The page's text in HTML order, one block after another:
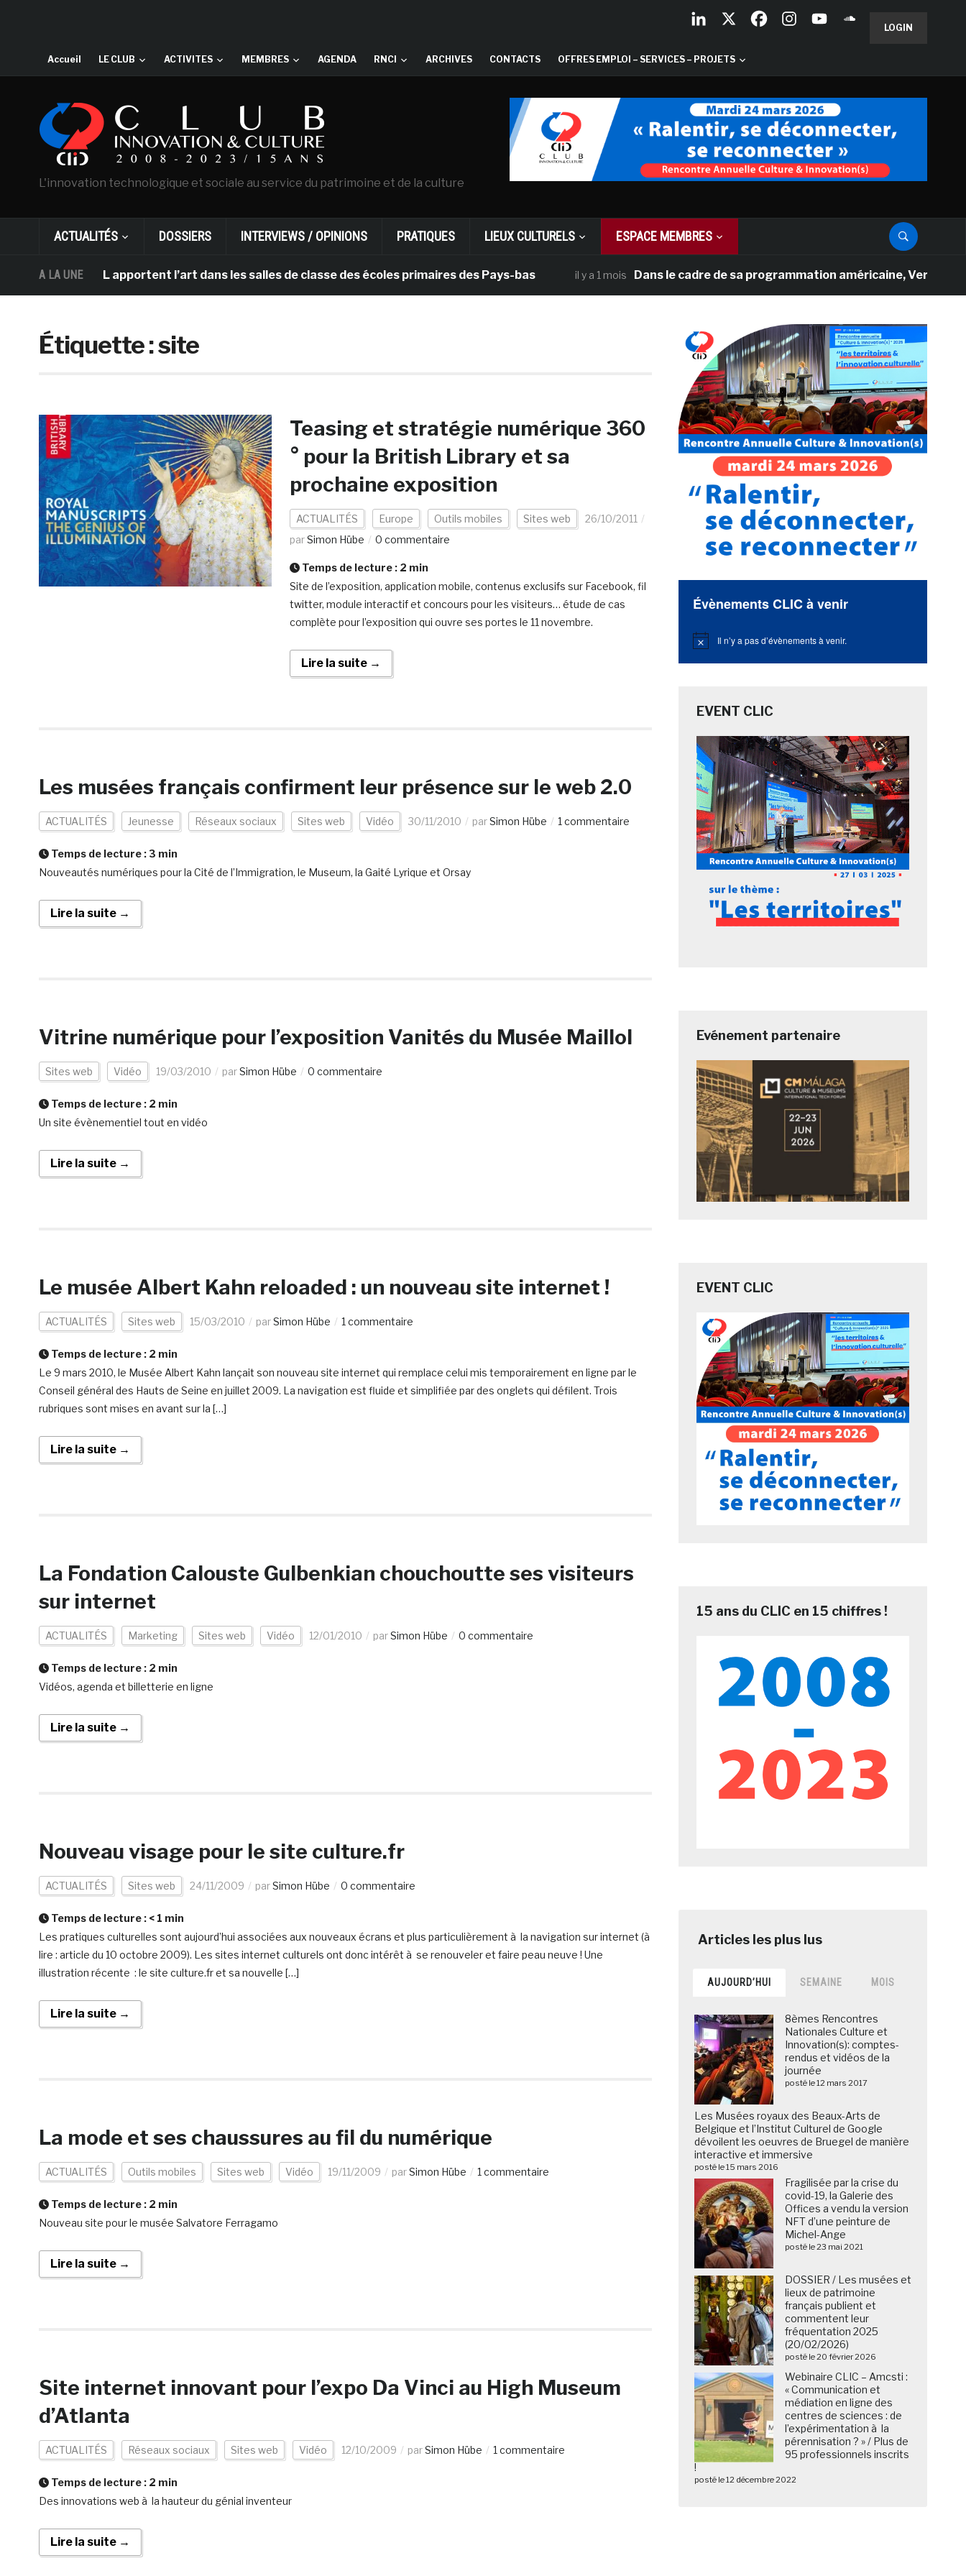
LOGIN
Accueil LE CLUB ACTIVITES MEMBRES AGENDA RNCI ARCHIVES CONTACTS OFFRES EMPLOI – SERVICES – PROJETS
L'innovation technologique et sociale au service du patrimoine et de la culture
ACTUALITÉS DOSSIERS INTERVIEWS / OPINIONS PRATIQUES LIEUX CULTURELS ESPACE MEMBRES
A LA UNE
et DHL apportent l’art dans les salles de classe des écoles primaires des Pays-bas il y a 1 mois Dans le cadre de sa programmation américaine, Versailles
Étiquette :site
Teasing et stratégie numérique 360
° pour la British Library et sa
prochaine exposition
ACTUALITÉS Europe Outils mobiles Sites web
26/10/2011
parSimon Hübe 0 commentaire
Temps de lecture : 2 min
Site de l’exposition, application mobile, contenus exclusifs sur Facebook, fil
twitter, module interactif et concours pour les visiteurs… étude de cas
complète pour l’exposition qui ouvre ses portes le 11 novembre.
Lire la suite →
Les musées français confirment leur présence sur le web 2.0
ACTUALITÉS Jeunesse Réseaux sociaux Sites web Vidéo 30/11/2010 parSimon Hübe 1 commentaire
Temps de lecture : 3 min
Nouveautés numériques pour la Cité de l’Immigration, le Museum, la Gaité Lyrique et Orsay
Lire la suite →
Vitrine numérique pour l’exposition Vanités du Musée Maillol
Sites web Vidéo 19/03/2010 parSimon Hübe 0 commentaire
Temps de lecture : 2 min
Un site évènementiel tout en vidéo
Lire la suite →
Le musée Albert Kahn reloaded : un nouveau site internet !
ACTUALITÉS Sites web 15/03/2010 parSimon Hübe 1 commentaire
Temps de lecture : 2 min
Le 9 mars 2010, le Musée Albert Kahn lançait son nouveau site internet qui remplace celui mis temporairement en ligne par le
Conseil général des Hauts de Seine en juillet 2009. La navigation est fluide et simplifiée par des onglets qui défilent. Trois
rubriques sont mises en avant sur la […]
Lire la suite →
La Fondation Calouste Gulbenkian chouchoutte ses visiteurs
sur internet
ACTUALITÉS Marketing Sites web Vidéo 12/01/2010 parSimon Hübe 0 commentaire
Temps de lecture : 2 min
Vidéos, agenda et billetterie en ligne
Lire la suite →
Nouveau visage pour le site culture.fr
ACTUALITÉS Sites web 24/11/2009 parSimon Hübe 0 commentaire
Temps de lecture : < 1 min
Les pratiques culturelles sont aujourd’hui associées aux nouveaux écrans et plus particulièrement à la navigation sur internet (à
lire : article du 10 octobre 2009). Les sites internet culturels ont donc intérêt à se renouveler et faire peau neuve ! Une
illustration récente : le site culture.fr et sa nouvelle […]
Lire la suite →
La mode et ses chaussures au fil du numérique
ACTUALITÉS Outils mobiles Sites web Vidéo 19/11/2009 parSimon Hübe 1 commentaire
Temps de lecture : 2 min
Nouveau site pour le musée Salvatore Ferragamo
Lire la suite →
Site internet innovant pour l’expo Da Vinci au High Museum
d’Atlanta
ACTUALITÉS Réseaux sociaux Sites web Vidéo 12/10/2009 parSimon Hübe 1 commentaire
Temps de lecture : 2 min
Des innovations web à la hauteur du génial inventeur
Lire la suite →
Évènements CLIC à venir
Notice Il n’y a pas d’évènements à venir.
EVENT CLIC
Evénement partenaire
EVENT CLIC
15 ans du CLIC en 15 chiffres !
AUJOURD’HUI SEMAINE MOIS
8èmes Rencontres
Nationales Culture et
Innovation(s): comptes-
rendus et vidéos de la
journée
posté le 12 mars 2017
Les Musées royaux des Beaux-Arts de
Belgique et l’Institut Culturel de Google
dévoilent les oeuvres de Bruegel de manière
interactive et immersive
posté le 15 mars 2016
Fragilisée par la crise du
covid-19, la Galerie des
Offices a vendu la version
NFT d’une peinture de
Michel-Ange
posté le 23 mai 2021
DOSSIER / Les musées et
lieux de patrimoine
français publient et
commentent leur
fréquentation 2025
(20/02/2026)
posté le 20 février 2026
Webinaire CLIC – Amcsti :
« Communication et
médiation en ligne des
centres de sciences : de
l’expérimentation à la
pérennisation ? » / Plus de
95 professionnels inscrits
!
posté le 12 décembre 2022